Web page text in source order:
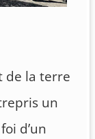
de la terre
un
d’un